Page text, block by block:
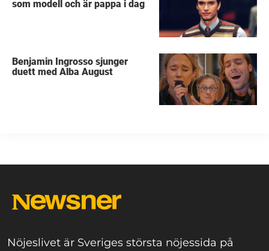
som modell och är pappa i dag
Benjamin Ingrosso sjunger
duett med Alba August
Nöjeslivet är Sveriges största nöjessida på